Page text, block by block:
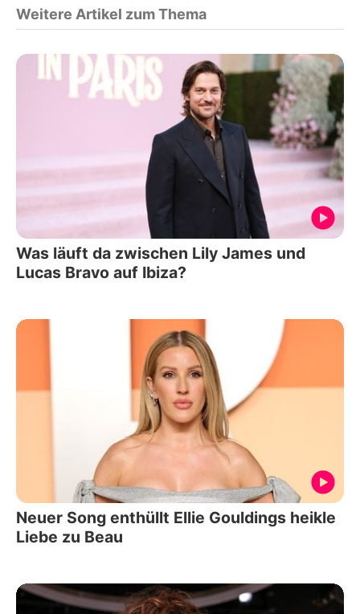
Weitere Artikel zum Thema
Was läuft da zwischen Lily James und
Lucas Bravo auf Ibiza?
Neuer Song enthüllt Ellie Gouldings heikle
Liebe zu Beau